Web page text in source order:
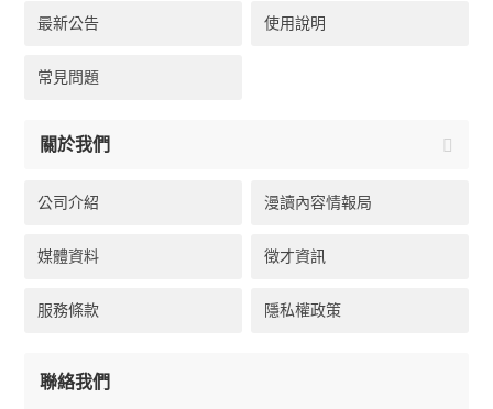
最新公告 使用說明
常見問題
關於我們
公司介紹 漫讀內容情報局
媒體資料 徵才資訊
服務條款 隱私權政策
聯絡我們